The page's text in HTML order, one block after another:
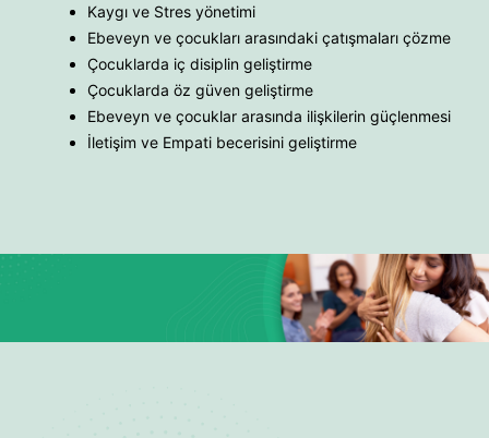
Kaygı ve Stres yönetimi
Ebeveyn ve çocukları arasındaki çatışmaları çözme
Çocuklarda iç disiplin geliştirme
Çocuklarda öz güven geliştirme
Ebeveyn ve çocuklar arasında ilişkilerin güçlenmesi
İletişim ve Empati becerisini geliştirme